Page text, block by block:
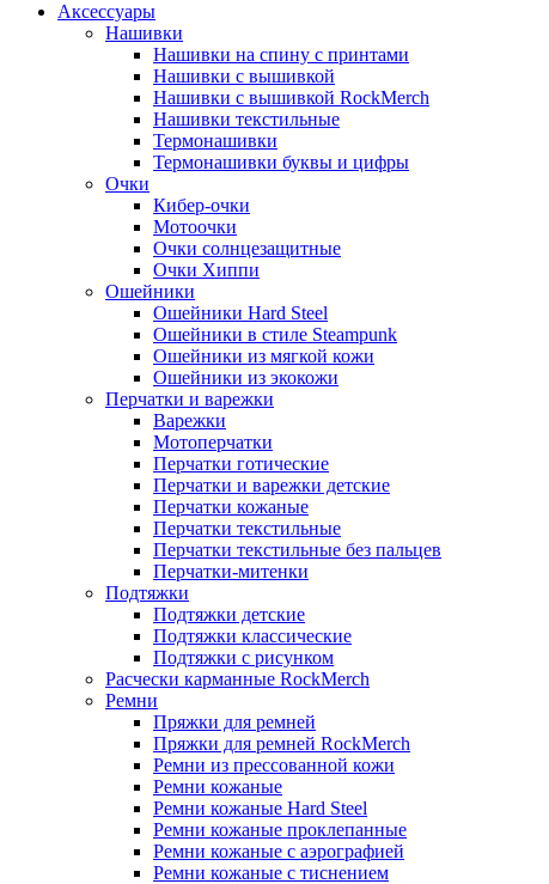
Аксессуары
Нашивки
Нашивки на спину с принтами
Нашивки с вышивкой
Нашивки с вышивкой RockMerch
Нашивки текстильные
Термонашивки
Термонашивки буквы и цифры
Очки
Кибер-очки
Мотоочки
Очки солнцезащитные
Очки Хиппи
Ошейники
Ошейники Hard Steel
Ошейники в стиле Steampunk
Ошейники из мягкой кожи
Ошейники из экокожи
Перчатки и варежки
Варежки
Мотоперчатки
Перчатки готические
Перчатки и варежки детские
Перчатки кожаные
Перчатки текстильные
Перчатки текстильные без пальцев
Перчатки-митенки
Подтяжки
Подтяжки детские
Подтяжки классические
Подтяжки с рисунком
Расчески карманные RockMerch
Ремни
Пряжки для ремней
Пряжки для ремней RockMerch
Ремни из прессованной кожи
Ремни кожаные
Ремни кожаные Hard Steel
Ремни кожаные проклепанные
Ремни кожаные с аэрографией
Ремни кожаные с тиснением